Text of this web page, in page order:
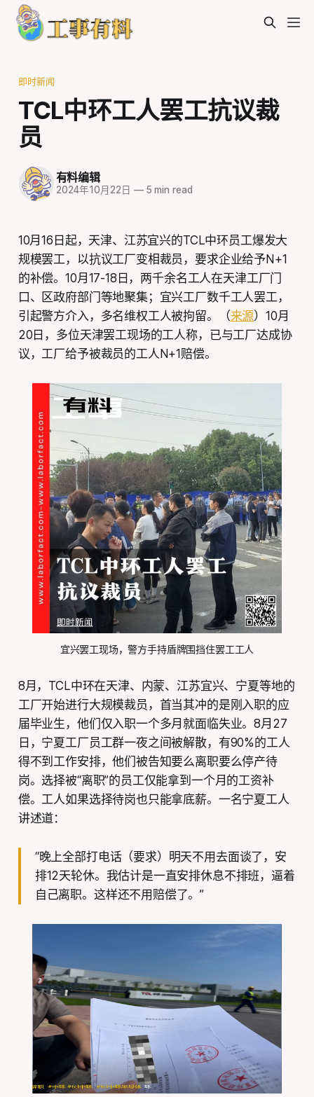
即时新闻
TCL中环工人罢工抗议裁
员
有料编辑
2024年10月22日 —5 min read
10月16日起，天津、江苏宜兴的TCL中环员工爆发大
规模罢工，以抗议工厂变相裁员，要求企业给予N+1
的补偿。10月17-18日，两千余名工人在天津工厂门
口、区政府部门等地聚集；宜兴工厂数千工人罢工，
引起警方介入，多名维权工人被拘留。（来源）10月
20日，多位天津罢工现场的工人称，已与工厂达成协
议，工厂给予被裁员的工人N+1赔偿。
宜兴罢工现场，警方手持盾牌围挡住罢工工人
8月，TCL中环在天津、内蒙、江苏宜兴、宁夏等地的
工厂开始进行大规模裁员，首当其冲的是刚入职的应
届毕业生，他们仅入职一个多月就面临失业。8月27
日，宁夏工厂员工群一夜之间被解散，有90%的工人
得不到工作安排，他们被告知要么离职要么停产待
岗。选择被“离职”的员工仅能拿到一个月的工资补
偿。工人如果选择待岗也只能拿底薪。一名宁夏工人
讲述道：
“晚上全部打电话（要求）明天不用去面谈了，安
排12天轮休。我估计是一直安排休息不排班，逼着
自己离职。这样还不用赔偿了。”